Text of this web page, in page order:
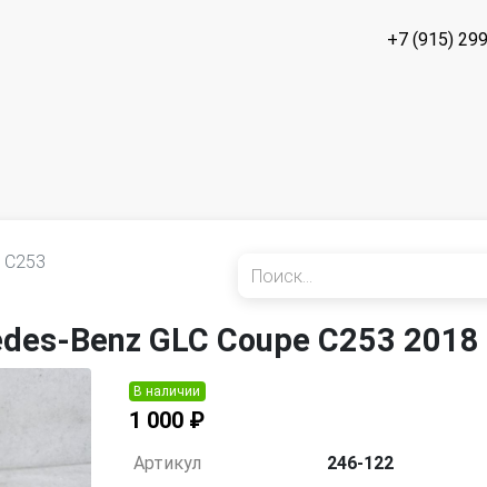
+7 (915)
C253
Benz GLC Coupe C253 2018
В наличии
1 000 ₽
Артикул
246-122